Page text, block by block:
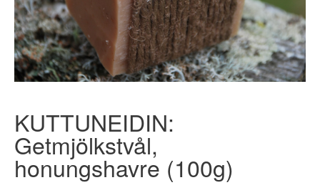
KUTTUNEIDIN:
Getmjölkstvål,
honungshavre (100g)